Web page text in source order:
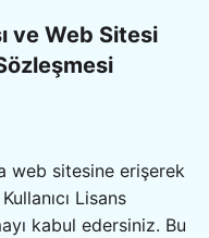
ve Web Sitesi
web sitesine erişerek
Lisans
kabul edersiniz. Bu